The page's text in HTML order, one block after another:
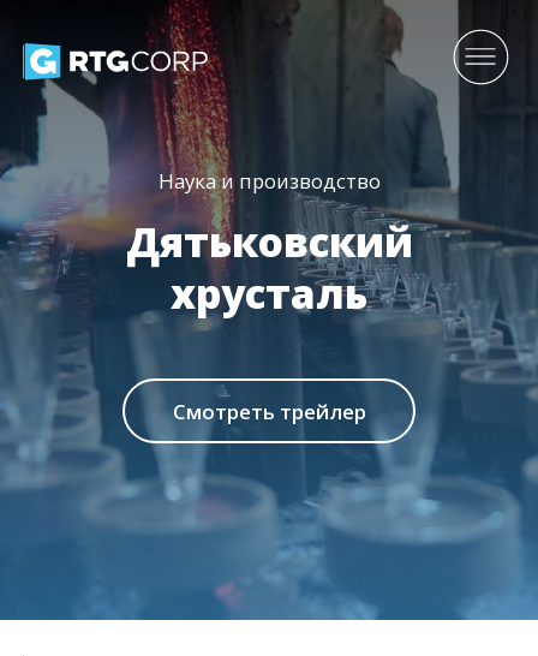
Наука и производство
Дятьковский
хрусталь
Смотреть трейлер